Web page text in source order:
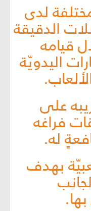
لدى
الدقيقة
قيامه
اليدويّة
على
فراغه
له.
بهدف